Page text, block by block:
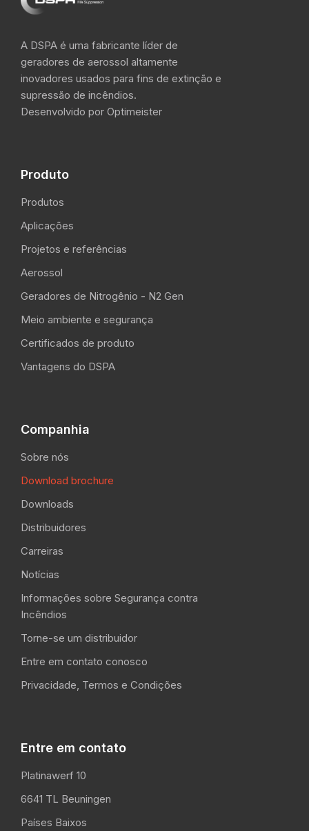
A DSPA é uma fabricante líder de
geradores de aerossol altamente
inovadores usados para fins de extinção e
supressão de incêndios.
Desenvolvido por Optimeister
Produto
Produtos
Aplicações
Projetos e referências
Aerossol
Geradores de Nitrogênio - N2 Gen
Meio ambiente e segurança
Certificados de produto
Vantagens do DSPA
Companhia
Sobre nós
Download brochure
Downloads
Distribuidores
Carreiras
Notícias
Informações sobre Segurança contra
Incêndios
Torne-se um distribuidor
Entre em contato conosco
Privacidade, Termos e Condições
Entre em contato
Platinawerf 10
6641 TL Beuningen
Países Baixos